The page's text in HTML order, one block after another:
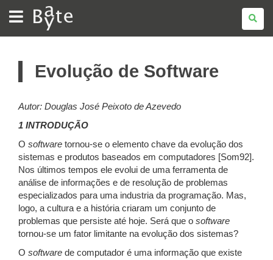
BATE
BYTE
Evolução de Software
Autor: Douglas José Peixoto de Azevedo
1 INTRODUÇÃO
O software tornou-se o elemento chave da evolução dos
sistemas e produtos baseados em computadores [Som92].
Nos últimos tempos ele evolui de uma ferramenta de
análise de informações e de resolução de problemas
especializados para uma industria da programação. Mas,
logo, a cultura e a história criaram um conjunto de
problemas que persiste até hoje. Será que o software
tornou-se um fator limitante na evolução dos sistemas?
O software de computador é uma informação que existe